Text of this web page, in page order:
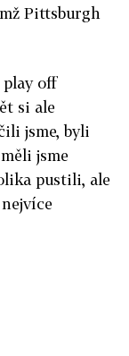
Pittsburgh
play off
si ale
jsme, byli
jsme
pustili, ale